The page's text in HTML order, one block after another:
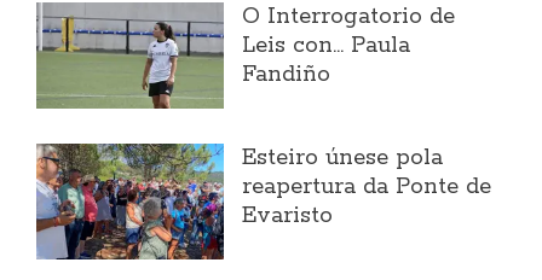
O Interrogatorio de
Leis con... Paula
Fandiño
Esteiro únese pola
reapertura da Ponte de
Evaristo